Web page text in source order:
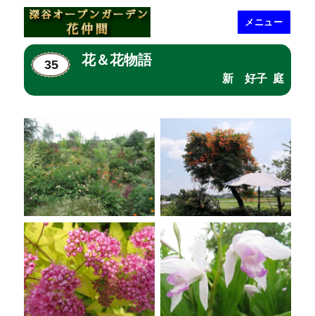
深谷オープンガーデン花仲間
メニュー
35 花＆花物語
新 好子 庭